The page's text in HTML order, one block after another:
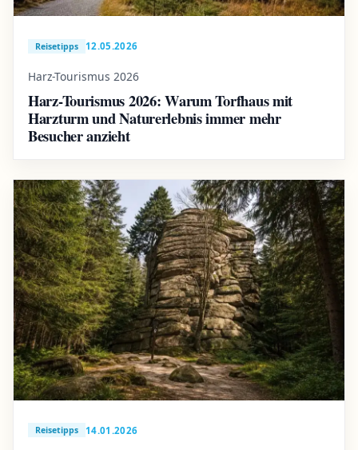
Reisetipps 12.05.2026
Harz-Tourismus 2026
Harz-Tourismus 2026: Warum Torfhaus mit
Harzturm und Naturerlebnis immer mehr
Besucher anzieht
Reisetipps 14.01.2026